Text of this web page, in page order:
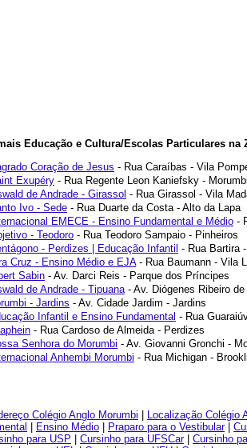
Educação e Cultura/Escolas Particulares na
Coração de Jesus - Rua Caraíbas - Vila
Exupéry - Rua Regente Leon Kaniefsky - Morumbi
de Andrade - Girassol - Rua Girassol - Vila
Ivo - Sede - Rua Duarte da Costa - Alto da Lapa
EMECE - Ensino Fundamental e Médio -
- Teodoro - Rua Teodoro Sampaio - Pinheiros
- Perdizes | Educação Infantil - Rua Bartira
Cruz - Ensino Médio e EJA- Rua Baumann - Vila
Sabin - Av. Darci Reis - Parque dos Príncipes
de Andrade - Tipuana- Av. Diógenes Ribeiro
- Jardins - Av. Cidade Jardim - Jardins
Infantil e Ensino Fundamental - Rua
- Rua Cardoso de Almeida - Perdizes
Senhora do Morumbi - Av. Giovanni Gronchi -
Anhembi Morumbi - Rua Michigan -
Colégio Anglo Morumbi Localização Colégio
Ensino Médio Praparo para o Vestibular|
para USP Cursinho para UFSCar| Cursinho